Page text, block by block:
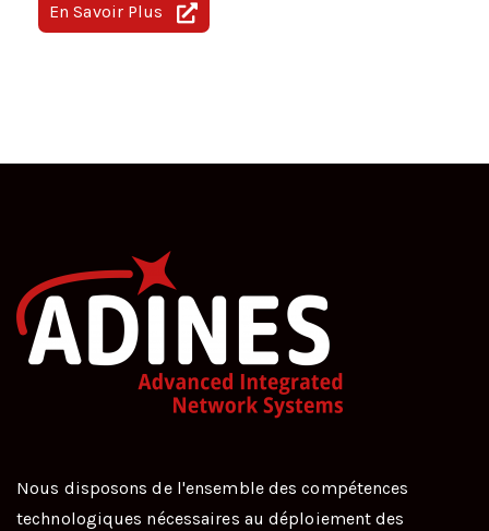
En Savoir Plus
Nous disposons de l'ensemble des compétences
technologiques nécessaires au déploiement des